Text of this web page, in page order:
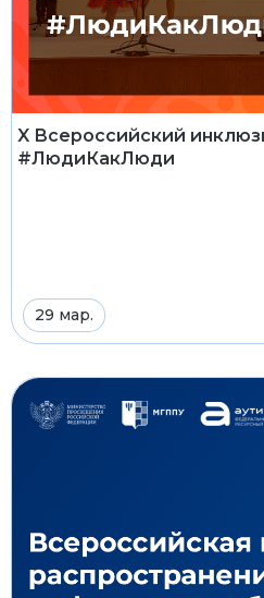
X Всероссийский
#ЛюдиКакЛюди
29 мар.